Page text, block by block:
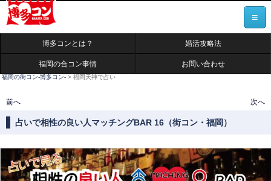
≡
博多コンとは？ 婚活攻略法
福岡の合コン事情 お問い合わせ
福岡の街コン-博多コン- > 福岡天神で占い
投稿ナビゲーション
前へ 次へ
占いで相性の良い人マッチングBAR 16（街コン・福岡）